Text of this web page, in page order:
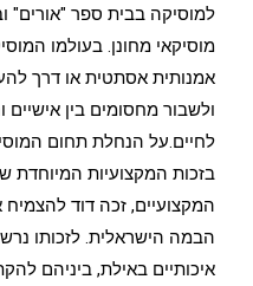
למוסיקה בבית ספר "אורים"
מוסיקאי מחונן. בעולמו
אמנותית אסתטית או דרך
ולשבור מחסומים בין
לחיים.על הנחלת תחום
בזכות המקצועיות המיוחדת
המקצועיים, זכה דוד
הבמה הישראלית. לזכותו